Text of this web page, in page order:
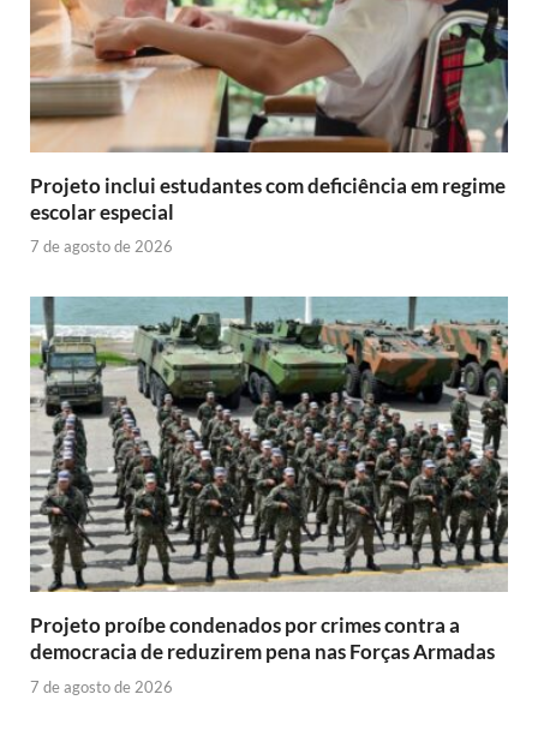
Projeto inclui estudantes com deficiência em regime
escolar especial
7 de agosto de 2026
Projeto proíbe condenados por crimes contra a
democracia de reduzirem pena nas Forças Armadas
7 de agosto de 2026